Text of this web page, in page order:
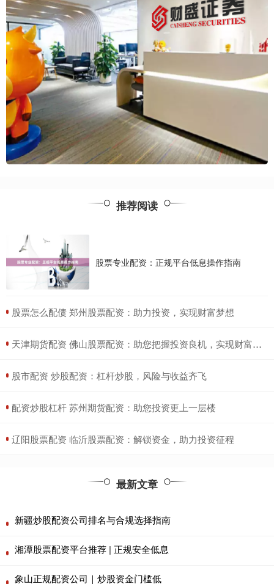
推荐阅读
股票专业配资：正规平台低息操作指南
​股票怎么配债 郑州股票配资：助力投资，实现财富梦想
​天津期货配资 佛山股票配资：助您把握投资良机，实现财富增值
​股市配资 炒股配资：杠杆炒股，风险与收益齐飞
​配资炒股杠杆 苏州期货配资：助您投资更上一层楼
​辽阳股票配资 临沂股票配资：解锁资金，助力投资征程
最新文章
新疆炒股配资公司排名与合规选择指南
湘潭股票配资平台推荐 | 正规安全低息
象山正规配资公司｜炒股资金门槛低